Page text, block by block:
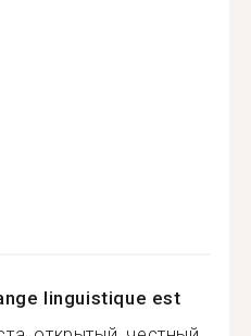
linguistique est